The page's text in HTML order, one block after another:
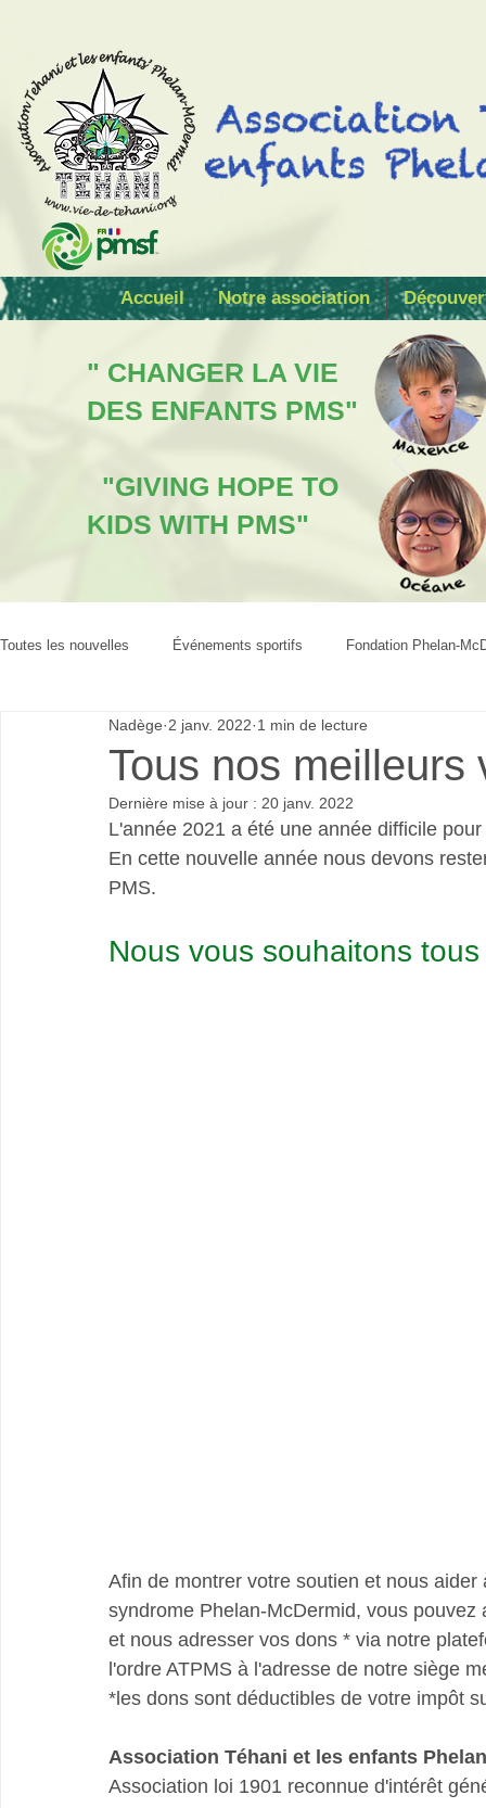
Accueil Notre association
" CHANGER LA VIE
DES ENFANTS PMS"
"GIVING HOPE TO
KIDS WITH PMS"
Toutes les nouvelles Événements sportifs Fondation Phelan-
Tous nos
Nadège 2 janv. 2022 1 min de lecture
Dernière mise à jour : 20 janv. 2022
L'année 2021 a été une année difficile
En cette nouvelle année nous devons
PMS.
Nous vous souhaitons
Afin de montrer votre soutien et nous
syndrome Phelan-McDermid, vous pouvez
et nous adresser vos dons * via notre
l'ordre ATPMS à l'adresse de notre siège
*les dons sont déductibles de votre impôt
Association Téhani et les enfants
Association loi 1901 reconnue d'intérêt